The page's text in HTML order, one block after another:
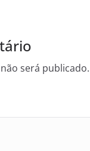
será publicado.